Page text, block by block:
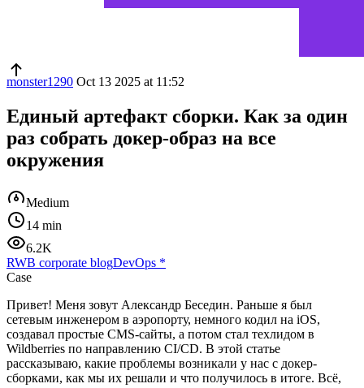
monster1290 Oct 13 2025 at 11:52
Единый артефакт сборки. Как за один
раз собрать докер-образ на все
окружения
Medium
14 min
6.2K
RWB corporate blogDevOps *
Case
Привет! Меня зовут Александр Беседин. Раньше я был
сетевым инженером в аэропорту, немного кодил на iOS,
создавал простые CMS-сайты, а потом стал техлидом в
Wildberries по направлению CI/CD. В этой статье
рассказываю, какие проблемы возникали у нас с докер-
сборками, как мы их решали и что получилось в итоге. Всё,